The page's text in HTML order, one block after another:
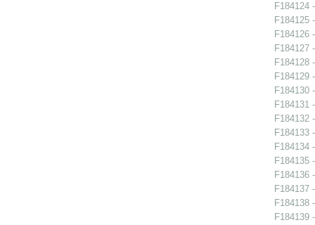
F184124
F184125
F184126
F184127
F184128
F184129
F184130
F184131
F184132
F184133
F184134
F184135
F184136
F184137
F184138
F184139